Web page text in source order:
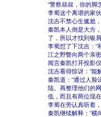
“警察叔叔，你的脚
李蜀这个离谱的家
沈吉不禁心生尴尬
秦凯本人倒是大方
了，所以才找到银
李蜀怼了下沈吉：“
江之野瞥向两个亲
闻言秦凯打开投影
沈吉看得惊讶：“能
秦凯道：“通过人脸
陆。再整理他们的
低，而且有两位现
李蜀在旁认真听着
秦凯继续解释：“横